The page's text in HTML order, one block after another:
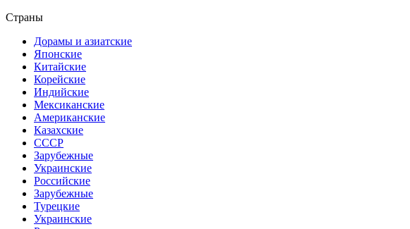
Страны
Дорамы и азиатские
Японские
Китайские
Корейские
Индийские
Мексиканские
Американские
Казахские
СССР
Зарубежные
Украинские
Российские
Зарубежные
Турецкие
Украинские